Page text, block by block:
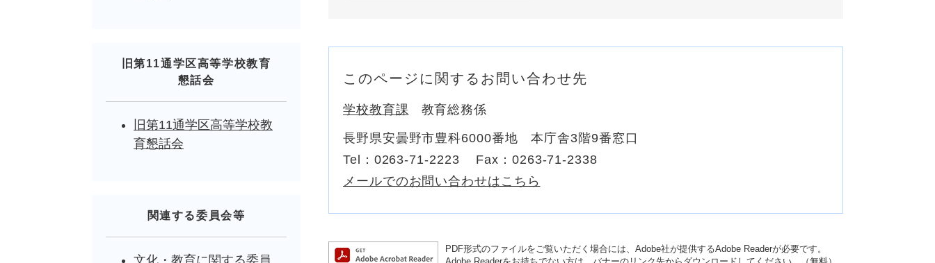
このページに関するお問い合わせ先
学校教育課 教育総務係
長野県安曇野市豊科6000番地 本庁舎3階9番窓口
Tel：0263-71-2223
Fax：0263-71-2338
メールでのお問い合わせはこちら
PDF形式のファイルをご覧いただく場合には、Adobe社が提供するAdobe Readerが必要です。
旧第11通学区高等学校教育
懇話会
旧第11通学区高等学校教
育懇話会
関連する委員会等